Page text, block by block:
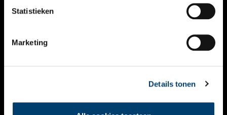
Statistieken
Marketing
Details tonen
THEMA’S
VIDEO’S
CONTACT